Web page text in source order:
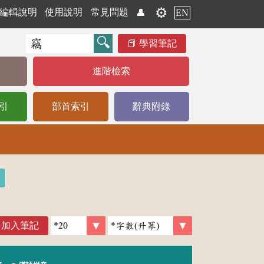
編輯說明 使用說明 常見問題 👤 ⚙️ EN
學習筆記
進階檢索
部首索引 辭典附錄
加入筆記